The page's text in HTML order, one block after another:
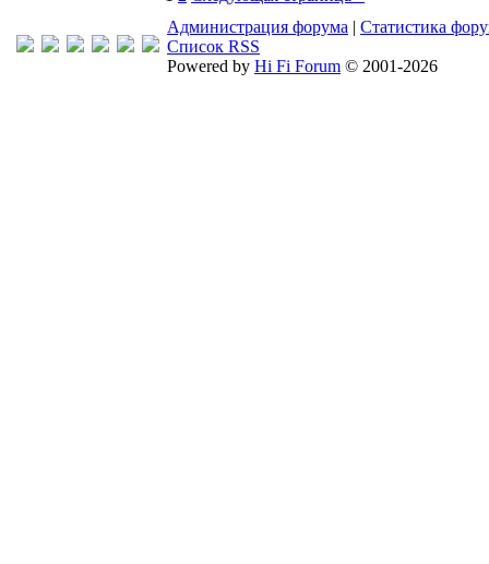
Администрация форума | Статистика
Список RSS
Powered by Hi Fi Forum © 2001-2026